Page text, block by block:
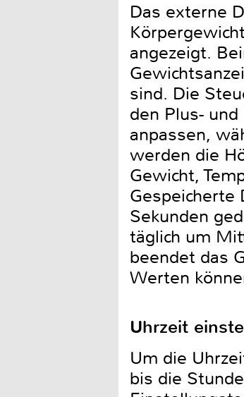
Das externe
angezeigt.
sind. Die
den Plus-
anpassen,
werden die
Gewicht,
Gespeicherte
Sekunden
täglich um
beendet das
Werten
Uhrzeit
Um die
bis die